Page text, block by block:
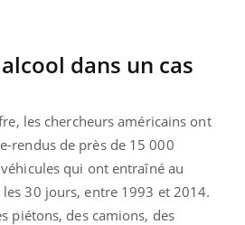
dans un cas
les chercheurs américains ont
rendus de près de 15 000
qui ont entraîné au
30 jours, entre 1993 et 2014.
piétons, des camions, des